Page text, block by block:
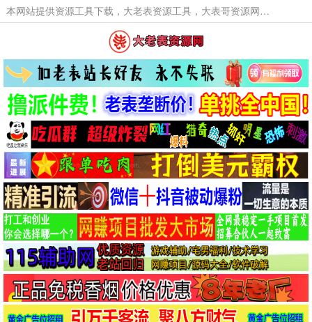
本网站提供资源工具下载，大老表资源工具，大表哥资源网软件工具，大老表资源下载，活动线报福利资源分享,活动线报，大型网游经典游戏，网络热门技术游戏辅助交流与分享。